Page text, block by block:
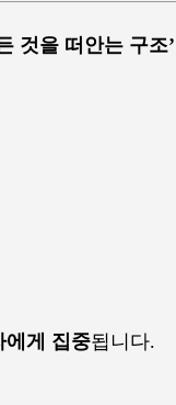
것을 떠안는 구조’
에게 집중됩니다.